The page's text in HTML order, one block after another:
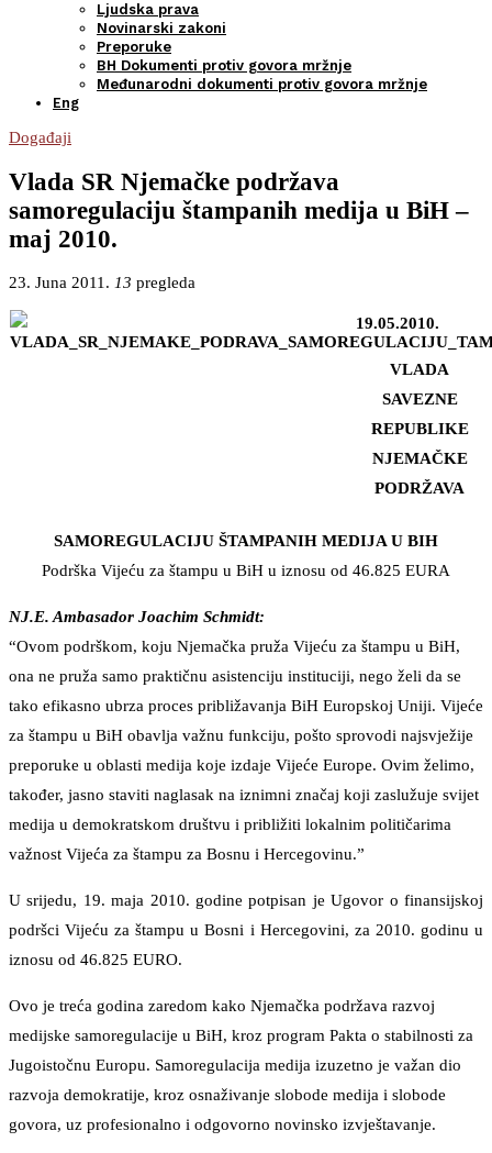
Ljudska prava
Novinarski zakoni
Preporuke
BH Dokumenti protiv govora mržnje
Međunarodni dokumenti protiv govora mržnje
Eng
Događaji
Vlada SR Njemačke podržava
samoregulaciju štampanih medija u BiH –
maj 2010.
23. Juna 2011. 13 pregleda
19.05.2010.
VLADA
SAVEZNE
REPUBLIKE
NJEMAČKE
PODRŽAVA
SAMOREGULACIJU ŠTAMPANIH MEDIJA U BIH
Podrška Vijeću za štampu u BiH u iznosu od 46.825 EURA
NJ.E. Ambasador Joachim Schmidt:
“Ovom podrškom, koju Njemačka pruža Vijeću za štampu u BiH,
ona ne pruža samo praktičnu asistenciju instituciji, nego želi da se
tako efikasno ubrza proces približavanja BiH Europskoj Uniji. Vijeće
za štampu u BiH obavlja važnu funkciju, pošto sprovodi najsvježije
preporuke u oblasti medija koje izdaje Vijeće Europe. Ovim želimo,
također, jasno staviti naglasak na iznimni značaj koji zaslužuje svijet
medija u demokratskom društvu i približiti lokalnim političarima
važnost Vijeća za štampu za Bosnu i Hercegovinu.”
U srijedu, 19. maja 2010. godine potpisan je Ugovor o finansijskoj
podršci Vijeću za štampu u Bosni i Hercegovini, za 2010. godinu u
iznosu od 46.825 EURO.
Ovo je treća godina zaredom kako Njemačka podržava razvoj
medijske samoregulacije u BiH, kroz program Pakta o stabilnosti za
Jugoistočnu Europu. Samoregulacija medija izuzetno je važan dio
razvoja demokratije, kroz osnaživanje slobode medija i slobode
govora, uz profesionalno i odgovorno novinsko izvještavanje.